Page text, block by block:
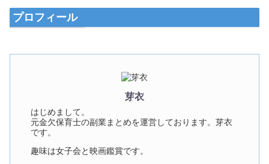
プロフィール
芽衣
はじめまして。
元金欠保育士の副業まとめを運営しております。芽衣
です。
趣味は女子会と映画鑑賞です。